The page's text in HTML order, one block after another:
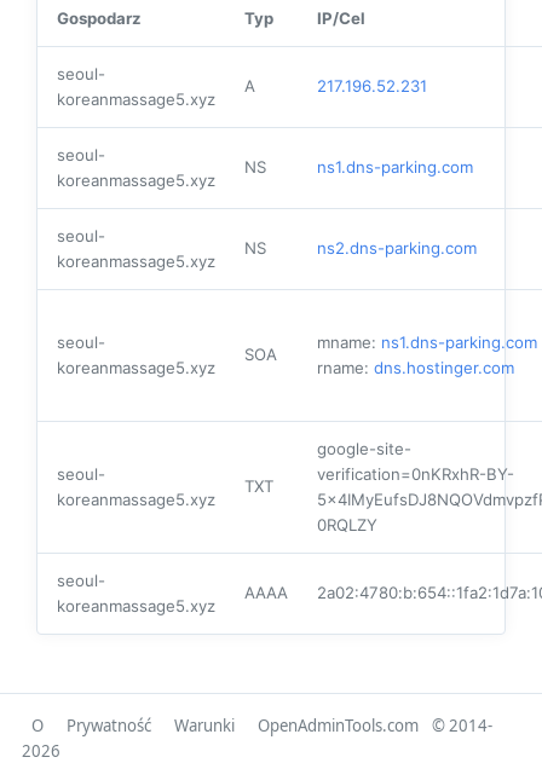
Gospodarz Typ IP/Cel
seoul-
koreanmassage5.xyz
A 217.196.52.231
seoul-
koreanmassage5.xyz
NS ns1.dns-parking.com
seoul-
koreanmassage5.xyz
NS ns2.dns-parking.com
seoul-
koreanmassage5.xyz
SOA
mname: ns1.dns-parking.com
rname: dns.hostinger.com
seoul-
koreanmassage5.xyz
TXT
google-site-
verification=0nKRxhR-BY-
0RQLZY
seoul-
koreanmassage5.xyz
AAAA
O Prywatność Warunki OpenAdminTools.com
© 2014-
2026